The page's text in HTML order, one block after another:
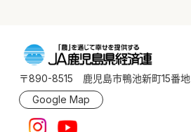
〒890-8515 鹿児島市鴨池新町15番地
Google Map